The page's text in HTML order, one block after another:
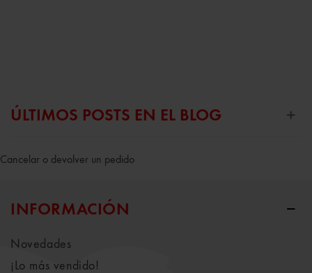
ÚLTIMOS POSTS EN EL BLOG
Cancelar o devolver un pedido
INFORMACIÓN
Novedades
¡Lo más vendido!